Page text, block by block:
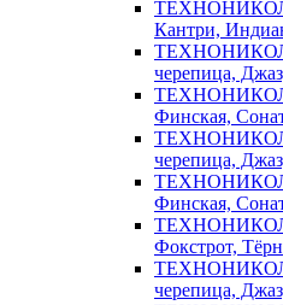
ТЕХНОНИКОЛЬ
Кантри,
черепица,
ТЕХНОНИКОЛЬ
Финская,
черепица,
ТЕХНОНИКОЛЬ
Финская,
ТЕХНОНИКОЛЬ
Фокстрот, Тёрн
черепица,